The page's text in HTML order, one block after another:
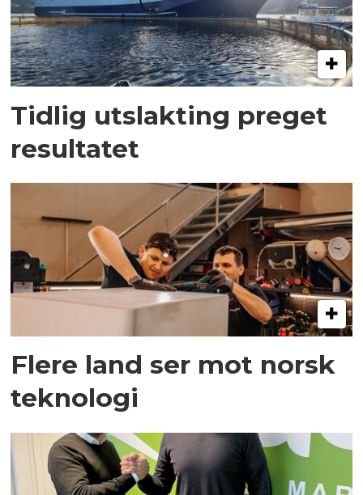
Tidlig utslakting preget
resultatet
Flere land ser mot norsk
teknologi